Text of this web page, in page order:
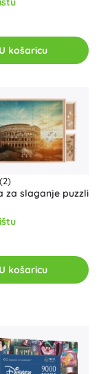
U košaricu
(2)
za slaganje puzzli
U košaricu